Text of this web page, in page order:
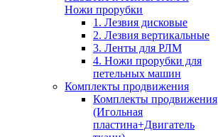
Ножи прорубки
1. Лезвия дисковые
2. Лезвия вертикальные
3. Ленты для РЛМ
4. Ножи прорубки для
петельных машин
Комплекты продвижения
Комплекты продвижения
(Игольная
пластина+Двигатель